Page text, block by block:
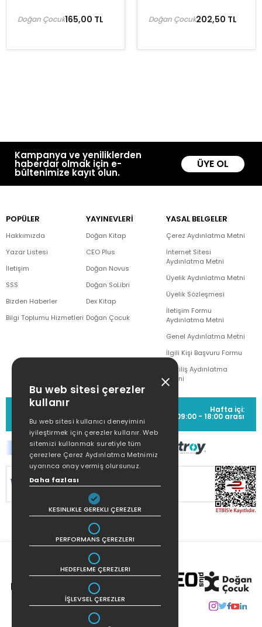
165,00 TL
Doğan Çocuk 202,50 TL
Doğan Çocuk
Kampanya ve yeniliklerden
haberdar olmak için e-
bültenimize kayıt olun.
ÜYE OL
POPÜLER
Hakkımızda
Yazar Listesi
İletişim
SSS
Bizden Haberler
Bilgi Toplumu Hizmetleri
YAYINEVLERİ
Doğan Kitap
CEO Plus
Doğan Novus
Doğan SoLibri
Dex Kitap
Doğan Çocuk
YASAL BELGELER
Çerez Aydınlatma Metni
İnternet Sitesi
Aydınlatma Metni
Üyelik Aydınlatma Metni
Üyelik Sözleşmesi
İletişim Formu
Aydınlatma Metni
Genel Aydınlatma Metni
İlgili Kişi Başvuru Formu
Çekiliş Aydınlatma
Metni
MÜŞTERİ HİZMETLERİ
(0212) 373 77 00
Hafta içi:
09:00 - 18:00 arası
SİTEMİZ
KORUNMAKTADIR.
Bu web sitesi çerezler
kullanır
Bu web sitesi kullanıcı deneyimini
iyileştirmek için çerezler kullanır. Web
sitemizi kullanmak suretiyle tüm
çerezlere Çerez Aydınlatma Metnimiz
uyarınca onay vermiş olursunuz.
Daha fazlası
KESINLIKLE GEREKLI ÇEREZLER
PERFORMANS ÇEREZLERI
HEDEFLEME ÇEREZLERI
İŞLEVSEL ÇEREZLER